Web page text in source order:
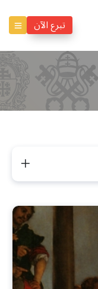
تبرع الآن